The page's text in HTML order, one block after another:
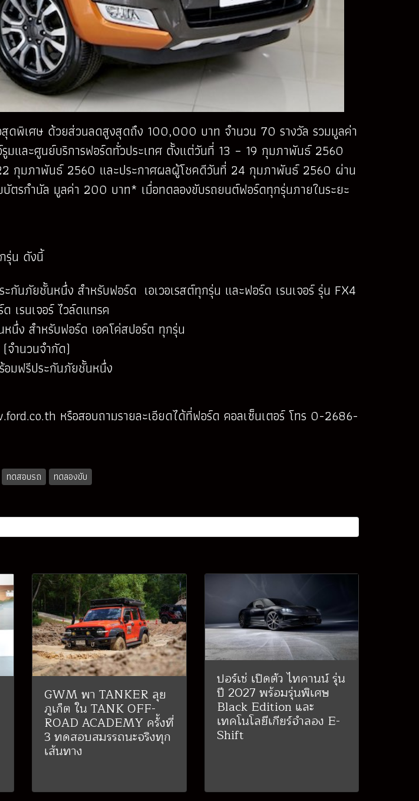
ดพิเศษ ด้วยส่วนลดสูงสุดถึง 100,000 บาท จำนวน 70 รางวัล รวมมูลค่า
และศูนย์บริการฟอร์ดทั่วประเทศ ตั้งแต่วันที่ 13 – 19 กุมภาพันธ์ 2560
กุมภาพันธ์ 2560 และประกาศผลผู้โชคดีวันที่ 24 กุมภาพันธ์ 2560 ผ่าน
รกำนัล มูลค่า 200 บาท* เมื่อทดลองขับรถยนต์ฟอร์ดทุกรุ่นภายในระยะ
รุ่น ดังนี้
นภัยชั้นหนึ่ง สำหรับฟอร์ด เอเวอเรสต์ทุกรุ่น และฟอร์ด เรนเจอร์ รุ่น FX4
เรนเจอร์ ไวล์ดแทรค
ง สำหรับฟอร์ด เอคโค่สปอร์ต ทุกรุ่น
ำนวนจำกัด)
มฟรีประกันภัยชั้นหนึ่ง
หรือสอบถามรายละเอียดได้ที่ฟอร์ด คอลเซ็นเตอร์ โทร 0-2686-
ทดสอบรถ ทดลองขับ
GWM พา TANKER ลุย
ภูเก็ต ใน TANK OFF-
ROAD ACADEMY ครั้งที่
3 ทดสอบสมรรถนะจริงทุก
เส้นทาง
ปอร์เช่ เปิดตัว ไทคานน์ รุ่น
ปี 2027 พร้อมรุ่นพิเศษ
Black Edition และ
เทคโนโลยีเกียร์จำลอง E-
Shift